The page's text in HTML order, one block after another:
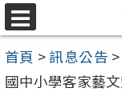
跳
至
主
要
選
單
首頁 >訊息公告 >
國中小學客家藝